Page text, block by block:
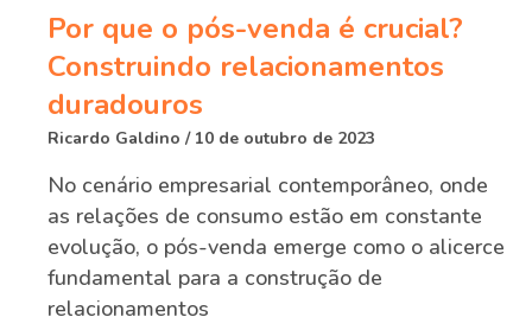
Por que o pós-venda é crucial?
Construindo relacionamentos
duradouros
Ricardo Galdino 10 de outubro de 2023
No cenário empresarial contemporâneo, onde
as relações de consumo estão em constante
evolução, o pós-venda emerge como o alicerce
fundamental para a construção de
relacionamentos